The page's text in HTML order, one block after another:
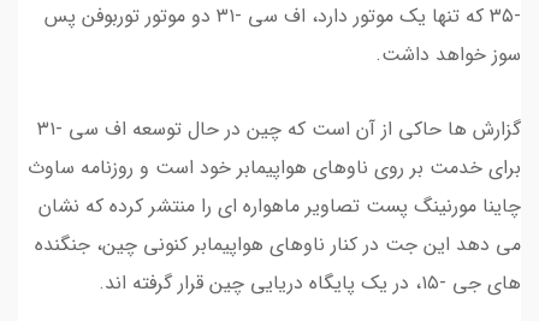
-۳۵ که تنها یک موتور دارد، اف سی -۳۱ دو موتور توربوفن پس
سوز خواهد داشت.
گزارش ها حاکی از آن است که چین در حال توسعه اف سی -۳۱
برای خدمت بر روی ناوهای هواپیمابر خود است و روزنامه ساوث
چاینا مورنینگ پست تصاویر ماهواره ای را منتشر کرده که نشان
می دهد این جت در کنار ناوهای هواپیمابر کنونی چین، جنگنده
های جی -۱۵، در یک پایگاه دریایی چین قرار گرفته اند.